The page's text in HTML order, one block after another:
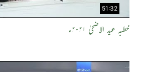
51:32
خطبہ عید الاضحیٰ ۲۰۲۱ء